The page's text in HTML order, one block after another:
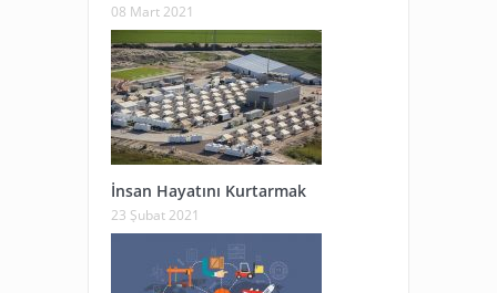
08 Mart 2021
İnsan Hayatını Kurtarmak
23 Şubat 2021